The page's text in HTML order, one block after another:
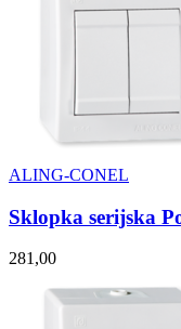
ALING-CONEL
Sklopka serijska
281,00